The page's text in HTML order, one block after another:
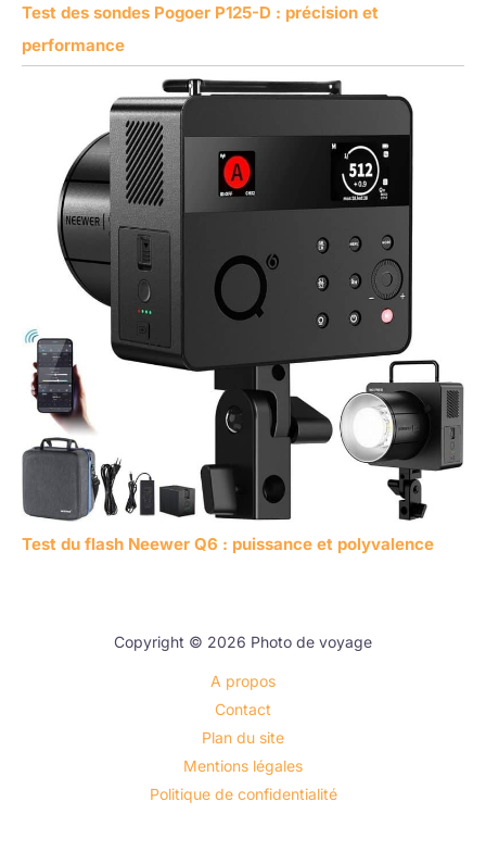
Test des sondes Pogoer P125-D : précision et
performance
Test du flash Neewer Q6 : puissance et polyvalence
Copyright © 2026 Photo de voyage
A propos
Contact
Plan du site
Mentions légales
Politique de confidentialité